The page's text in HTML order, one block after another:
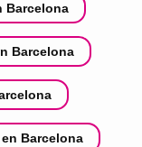
Barcelona
Barcelona
Barcelona